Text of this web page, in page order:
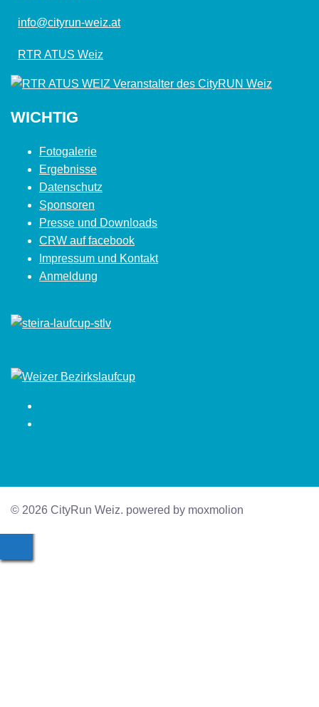
info@cityrun-weiz.at
RTR ATUS Weiz
WICHTIG
Fotogalerie
Ergebnisse
Datenschutz
Sponsoren
Presse und Downloads
CRW auf facebook
Impressum und Kontakt
Anmeldung
© 2026 CityRun Weiz. powered by moxmolion